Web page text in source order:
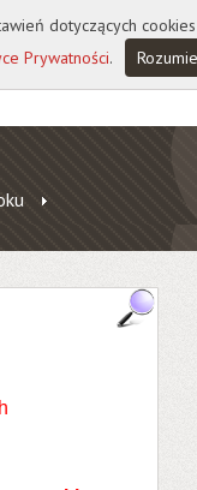
dotyczących
Prywatności.